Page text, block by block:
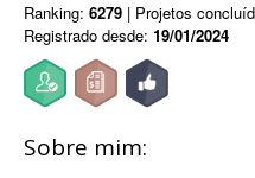
Ranking: 6279 | Projetos
Registrado desde: 19/01/2024
Sobre mim: